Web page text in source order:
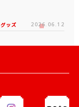
ッズ 2026.06.12